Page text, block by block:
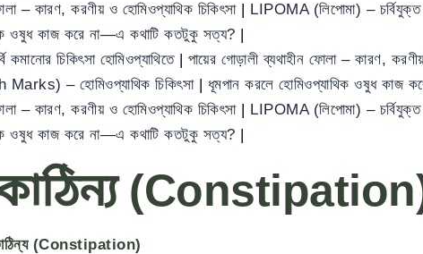
– কারণ, করণীয় ও হোমিওপ্যাথিক চিকিৎসা | LIPOMA (লিপোমা) – চর্বিযুক্ত
ওষুধ কাজ করে না—এ কথাটি কতটুকু সত্য? |
কমানোর চিকিৎসা হোমিওপ্যাথিতে | পায়ের গোড়ালী ব্যথাহীন ফোলা – কারণ,
Marks) – হোমিওপ্যাথিক চিকিৎসা | ধূমপান করলে হোমিওপ্যাথিক ওষুধ কাজ
– কারণ, করণীয় ও হোমিওপ্যাথিক চিকিৎসা | LIPOMA (লিপোমা) – চর্বিযুক্ত
ওষুধ কাজ করে না—এ কথাটি কতটুকু সত্য? |
(Constipation)